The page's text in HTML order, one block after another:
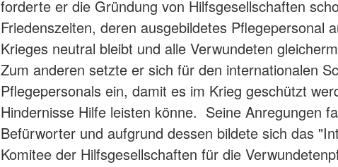
forderte er die Gründung von Hilfsgesellschaften
Friedenszeiten, deren ausgebildetes Pflegepersonal
Krieges neutral bleibt und alle Verwundeten
Zum anderen setzte er sich für den internationalen
Pflegepersonals ein, damit es im Krieg geschützt
Hindernisse Hilfe leisten könne. Seine Anregungen
Befürworter und aufgrund dessen bildete sich das
Komitee der Hilfsgesellschaften für die